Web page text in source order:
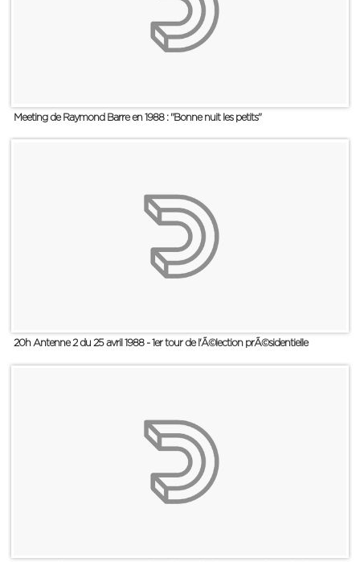
Meeting de Raymond Barre en 1988 : "Bonne nuit les petits"
20h Antenne 2 du 25 avril 1988 - 1er tour de l'Ã©lection prÃ©sidentielle